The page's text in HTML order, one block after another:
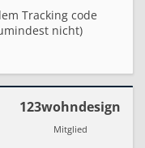
Tracking code
nicht)
123wohndesign
Mitglied